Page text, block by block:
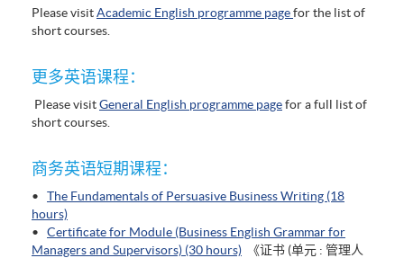
Please visitAcademic English programme pagefor the list of
short courses.
更多英语课程：
Please visitGeneral English programme pagefor a full list of
short courses.
商务英语短期课程：
• The Fundamentals of Persuasive Business Writing (18
hours)
• Certificate for Module (Business English Grammar for
Managers and Supervisors) (30 hours) 《证书 (单元 : 管理人